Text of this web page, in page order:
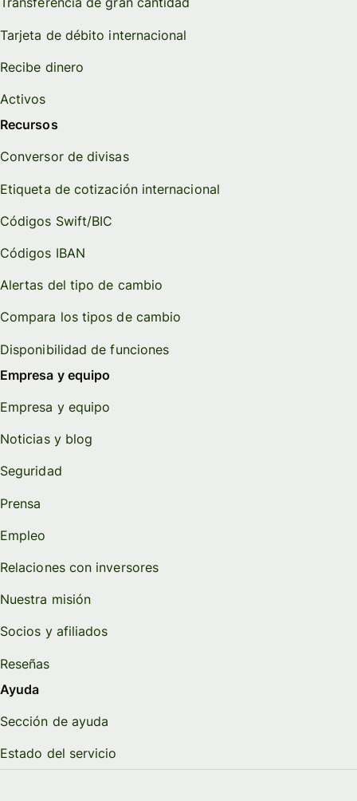
Tarjeta de débito internacional
Recibe dinero
Activos
Recursos
Conversor de divisas
Etiqueta de cotización internacional
Códigos Swift/BIC
Códigos IBAN
Alertas del tipo de cambio
Compara los tipos de cambio
Disponibilidad de funciones
Empresa y equipo
Empresa y equipo
Noticias y blog
Seguridad
Prensa
Empleo
Relaciones con inversores
Nuestra misión
Socios y afiliados
Reseñas
Ayuda
Sección de ayuda
Estado del servicio